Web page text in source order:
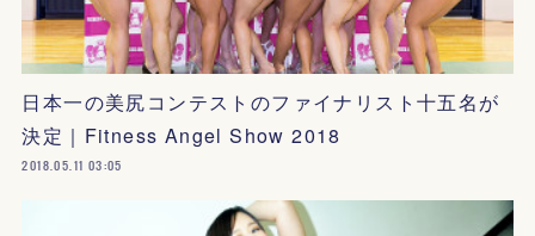
日本一の美尻コンテストのファイナリスト十五名が
決定｜Fitness Angel Show 2018
2018.05.11 03:05